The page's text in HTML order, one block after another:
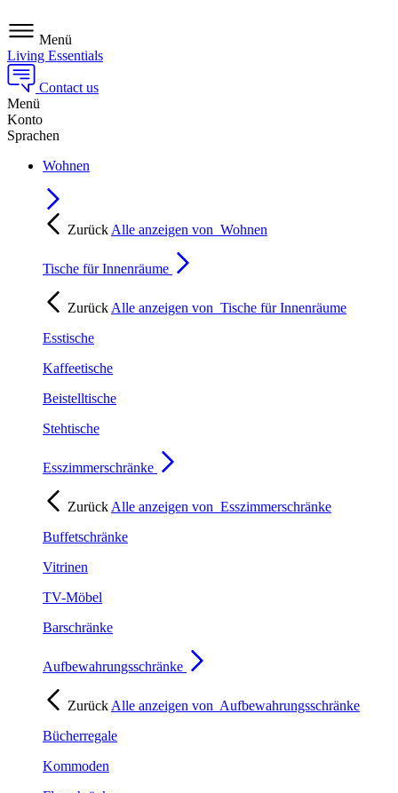
Menü
Living Essentials
Contact us
Menü
Konto
Sprachen
Wohnen
Zurück Alle anzeigen von Wohnen
Tische für Innenräume
Zurück Alle anzeigen von Tische für Innenräume
Esstische
Kaffeetische
Beistelltische
Stehtische
Esszimmerschränke
Zurück Alle anzeigen von Esszimmerschränke
Buffetschränke
Vitrinen
TV-Möbel
Barschränke
Aufbewahrungsschränke
Zurück Alle anzeigen von Aufbewahrungsschränke
Bücherregale
Kommoden